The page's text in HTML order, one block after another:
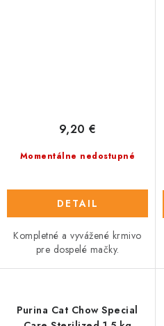
Momentálne nedostupné
9,20 €
DETAIL
Kompletné a vyvážené krmivo
pre dospelé mačky.
Purina Cat Chow Special